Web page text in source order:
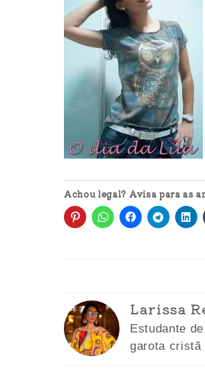
Achou legal? Avisa para as
Larissa
Estudante
garota cristã